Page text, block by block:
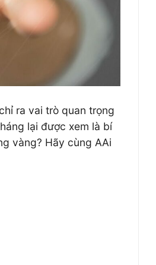
ra vai trò quan trọng
lại được xem là bí
vàng? Hãy cùng AAi